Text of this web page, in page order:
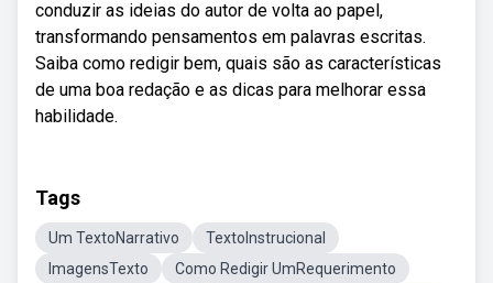
conduzir as ideias do autor de volta ao papel,
transformando pensamentos em palavras escritas.
Saiba como redigir bem, quais são as características
de uma boa redação e as dicas para melhorar essa
habilidade.
Tags
Um TextoNarrativo
TextoInstrucional
ImagensTexto
Como Redigir UmRequerimento